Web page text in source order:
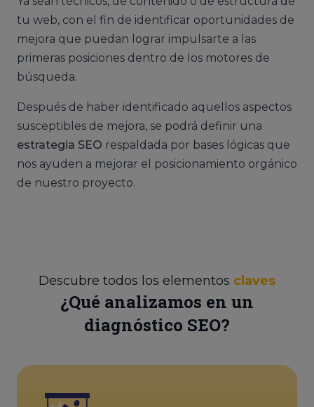
tu web, con el fin de identificar oportunidades de
mejora que puedan lograr impulsarte a las
primeras posiciones dentro de los motores de
búsqueda.
Después de haber identificado aquellos aspectos
susceptibles de mejora, se podrá definir una
estrategia SEO respaldada por bases lógicas que
nos ayuden a mejorar el posicionamiento orgánico
de nuestro proyecto.
Descubre todos los elementos claves
¿Qué analizamos en un
diagnóstico SEO?